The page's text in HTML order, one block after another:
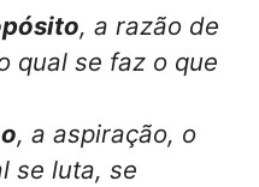
, a razão de
qual se faz o que
, a aspiração, o
se luta, se